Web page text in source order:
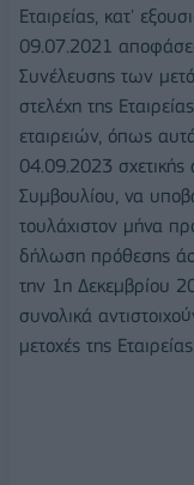
Εταιρείας, κατ'
09.07.2021
Συνέλευσης των
στελέχη της
εταιρειών, όπως
04.09.2023 σχετικής
Συμβουλίου, να
τουλάχιστον μήνα
δήλωση πρόθεσης
την 1η Δεκεμβρίου
συνολικά
μετοχές της Εταιρείας.